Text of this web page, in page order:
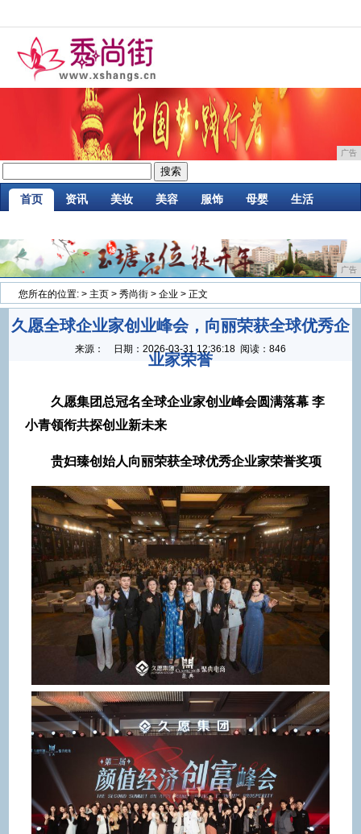
广告
首页 资讯 美妆 美容 服饰 母婴 生活
广告
您所在的位置: > 主页 > 秀尚街 > 企业 > 正文
久愿全球企业家创业峰会，向丽荣获全球优秀企
业家荣誉
来源： 日期： 2026-03-31 12:36:18 阅读：846
久愿集团总冠名全球企业家创业峰会圆满落幕 李
小青领衔共探创业新未来
贵妇臻创始人向丽荣获全球优秀企业家荣誉奖项